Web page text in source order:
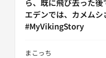
エデンでは、カメム
#MyVikingStory
まこっち